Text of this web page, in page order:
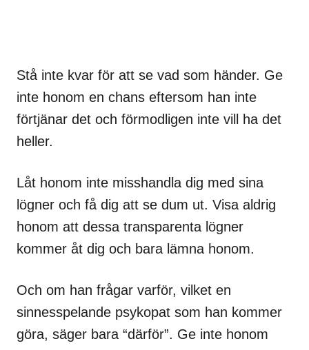
Stå inte kvar för att se vad som händer. Ge
inte honom en chans eftersom han inte
förtjänar det och förmodligen inte vill ha det
heller.
Låt honom inte misshandla dig med sina
lögner och få dig att se dum ut. Visa aldrig
honom att dessa transparenta lögner
kommer åt dig och bara lämna honom.
Och om han frågar varför, vilket en
sinnesspelande psykopat som han kommer
göra, säger bara “därför”. Ge inte honom